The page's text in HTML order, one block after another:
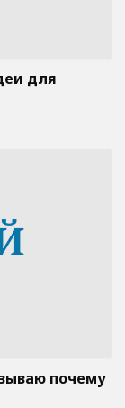
для
почему